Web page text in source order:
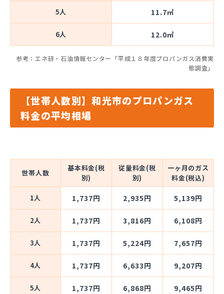
5人 11.7㎥
6人 12.0㎥
参考：エネ研・石油情報センター「平成１８年度プロパンガス消費実
態調査」
【世帯人数別】和光市のプロパンガス
料金の平均相場
世帯人数
基本料金(税
別)
従量料金(税
別)
一ヶ月のガス
料金(税込)
1人 1,737円 2,935円 5,139円
2人 1,737円 3,816円 6,108円
3人 1,737円 5,224円 7,657円
4人 1,737円 6,633円 9,207円
5人 1,737円 6,868円 9,465円